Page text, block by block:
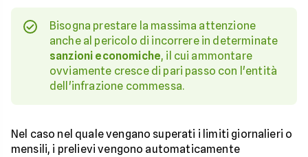
Bisogna prestare la massima attenzione
anche al pericolo di incorrere in determinate
sanzioni economiche, il cui ammontare
ovviamente cresce di pari passo con l'entità
dell'infrazione commessa.
Nel caso nel quale vengano superati i limiti giornalieri o
mensili, i prelievi vengono automaticamente